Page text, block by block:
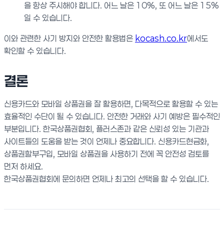
을 항상 주시해야 합니다. 어느 날은 10%, 또 어느 날은 15%
일 수 있습니다.
이와 관련한 사기 방지와 안전한 활용법은 kocash.co.kr에서도
확인할 수 있습니다.
결론
신용카드와 모바일 상품권을 잘 활용하면, 다목적으로 활용할 수 있는
효율적인 수단이 될 수 있습니다. 안전한 거래와 사기 예방은 필수적인
부분입니다. 한국상품권협회, 플러스존과 같은 신뢰성 있는 기관과
사이트들의 도움을 받는 것이 언제나 중요합니다. 신용카드현금화,
상품권할부구입, 모바일 상품권을 사용하기 전에 꼭 안전성 검토를
먼저 하세요.
한국상품권협회에 문의하면 언제나 최고의 선택을 할 수 있습니다.